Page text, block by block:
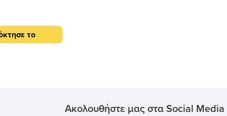
αμέσως πολύ
στα ηχητικά
ενός δωματίου
το
Ακολουθήστε μας στα Social Media